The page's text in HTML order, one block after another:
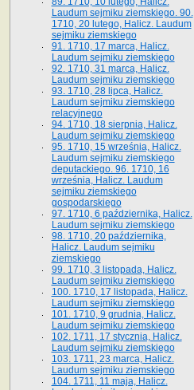
Laudum sejmiku ziemskiego. 90.
1710, 20 lutego, Halicz. Laudum
sejmiku ziemskiego
91. 1710, 17 marca, Halicz.
Laudum sejmiku ziemskiego
92. 1710, 31 marca, Halicz.
Laudum sejmiku ziemskiego
93. 1710, 28 lipca, Halicz.
Laudum sejmiku ziemskiego
relacyjnego
94. 1710, 18 sierpnia, Halicz.
Laudum sejmiku ziemskiego
95. 1710, 15 września, Halicz.
Laudum sejmiku ziemskiego
deputackiego. 96. 1710, 16
września, Halicz. Laudum
sejmiku ziemskiego
gospodarskiego
97. 1710, 6 października, Halicz.
Laudum sejmiku ziemskiego
98. 1710, 20 października,
Halicz. Laudum sejmiku
ziemskiego
99. 1710, 3 listopada, Halicz.
Laudum sejmiku ziemskiego
100. 1710, 17 listopada, Halicz.
Laudum sejmiku ziemskiego
101. 1710, 9 grudnia, Halicz.
Laudum sejmiku ziemskiego
102. 1711, 17 stycznia, Halicz.
Laudum sejmiku ziemskiego
103. 1711, 23 marca, Halicz.
Laudum sejmiku ziemskiego
104. 1711, 11 maja, Halicz.